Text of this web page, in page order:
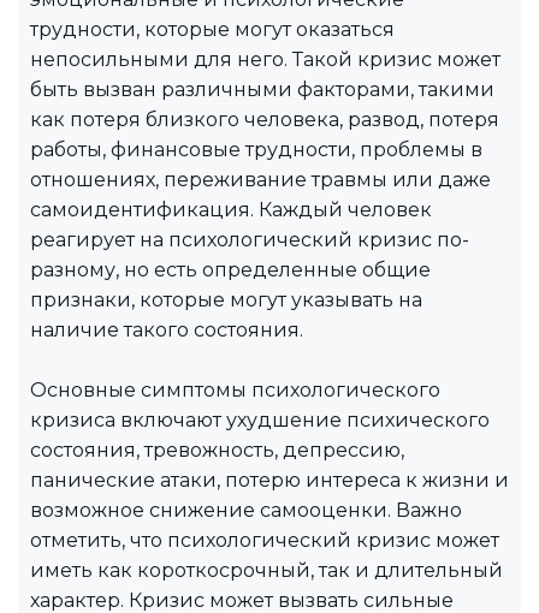
трудности, которые могут оказаться
непосильными для него. Такой кризис может
быть вызван различными факторами, такими
как потеря близкого человека, развод, потеря
работы, финансовые трудности, проблемы в
отношениях, переживание травмы или даже
самоидентификация. Каждый человек
реагирует на психологический кризис по-
разному, но есть определенные общие
признаки, которые могут указывать на
наличие такого состояния.
Основные симптомы психологического
кризиса включают ухудшение психического
состояния, тревожность, депрессию,
панические атаки, потерю интереса к жизни и
возможное снижение самооценки. Важно
отметить, что психологический кризис может
иметь как короткосрочный, так и длительный
характер. Кризис может вызвать сильные